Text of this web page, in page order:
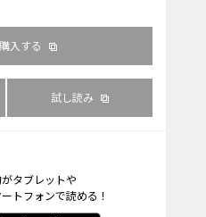
入する
試し読み
タブレットや
トフォンで読める！